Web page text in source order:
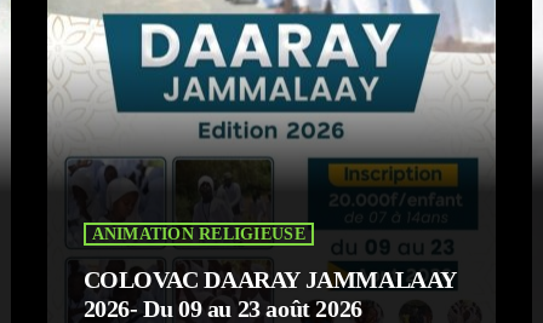
ANIMATION RELIGIEUSE
COLOVAC DAARAY JAMMALAAY
2026- Du 09 au 23 août 2026